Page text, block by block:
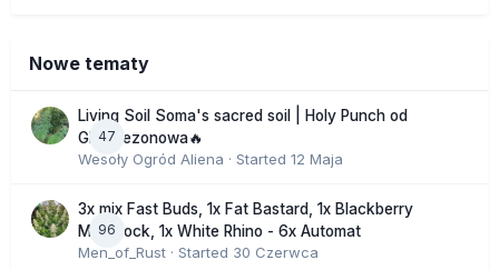
Nowe tematy
47
Living Soil Soma's sacred soil | Holy Punch od
GHS sezonowa🔥
Wesoły Ogród Aliena · Started 12 Maja
96
3x mix Fast Buds, 1x Fat Bastard, 1x Blackberry
Moonrock, 1x White Rhino - 6x Automat
Men_of_Rust · Started 30 Czerwca